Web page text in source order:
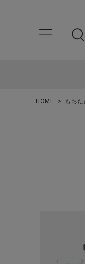
HOME もち